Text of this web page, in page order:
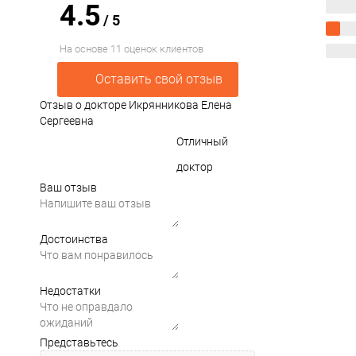
4.5/ 5
На основе 11 оценок клиентов
Оставить свой отзыв
Отзыв о докторе Икрянникова Елена
Сергеевна
Отличный
доктор
Ваш отзыв
Достоинства
Недостатки
Представьтесь